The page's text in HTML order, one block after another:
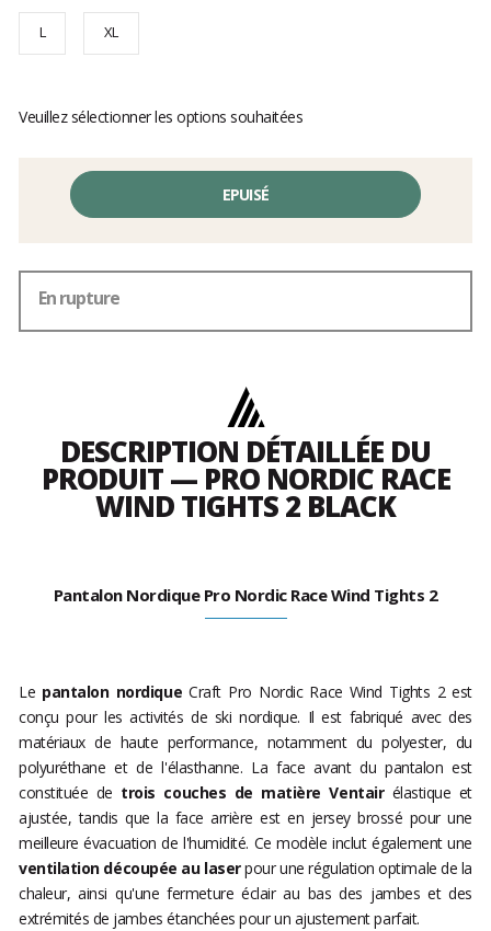
L XL
Veuillez sélectionner les options souhaitées
EPUISÉ
En rupture
DESCRIPTION DÉTAILLÉE DU
PRODUIT — PRO NORDIC RACE
WIND TIGHTS 2 BLACK
Pantalon Nordique Pro Nordic Race Wind Tights 2
Le pantalon nordique Craft Pro Nordic Race Wind Tights 2 est
conçu pour les activités de ski nordique. Il est fabriqué avec des
matériaux de haute performance, notamment du polyester, du
polyuréthane et de l'élasthanne. La face avant du pantalon est
constituée de trois couches de matière Ventairélastique et
ajustée, tandis que la face arrière est en jersey brossé pour une
meilleure évacuation de l'humidité. Ce modèle inclut également une
ventilation découpée au laserpour une régulation optimale de la
chaleur, ainsi qu'une fermeture éclair au bas des jambes et des
extrémités de jambes étanchées pour un ajustement parfait.